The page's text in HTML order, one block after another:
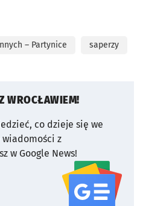
– Partynice saperzy
WROCŁAWIEM!
co dzieje się we
wiadomości z
w Google News!
serwisu